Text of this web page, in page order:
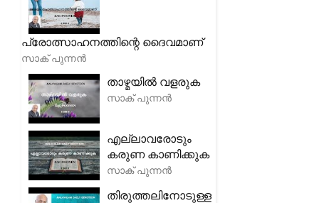
പ്രോത്സാഹനത്തിന്റെ ദൈവമാണ്
സാക് പുന്നൻ
താഴ്മയിൽ വളരുക
സാക് പുന്നൻ
എല്ലാവരോടും
കരുണ കാണിക്കുക
സാക് പുന്നൻ
തിരുത്തലിനോടുള്ള